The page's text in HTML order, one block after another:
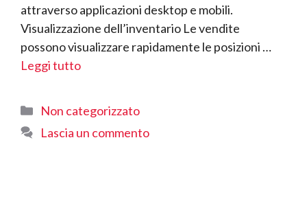
attraverso applicazioni desktop e mobili.
Visualizzazione dell’inventario Le vendite
possono visualizzare rapidamente le posizioni …
Leggi tutto
Categorie
Non categorizzato
Lascia un commento